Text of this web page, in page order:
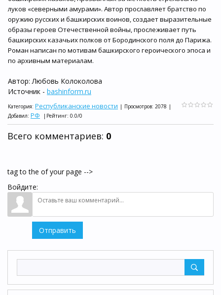
луков «северными амурами». Автор прославляет братство по
оружию русских и башкирских воинов, создает выразительные
образы героев Отечественной войны, прослеживает путь
башкирских казачьих полков от Бородинского поля до Парижа.
Роман написан по мотивам башкирского героического эпоса и
по архивным материалам.
Автор: Любовь Колоколова
Источник - bashinform.ru
Категория: Республиканские новости | Просмотров: 2078 |
Добавил: РФ | Рейтинг: 0.0/0
Всего комментариев: 0
tag to the of your page -->
Войдите:
Отправить